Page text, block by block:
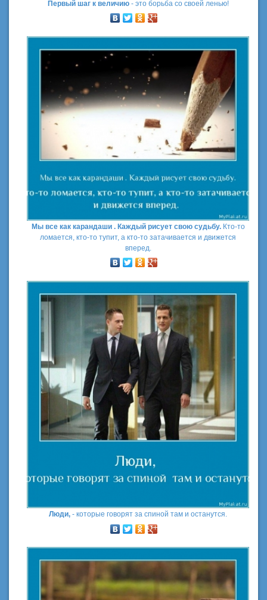
Первый шаг к величию- это борьба со своей ленью!
Мы все как карандаши . Каждый рисует свою судьбу.Кто-то
ломается, кто-то тупит, а кто-то затачивается и движется
вперед.
Люди, - которые говорят за спиной там и останутся.